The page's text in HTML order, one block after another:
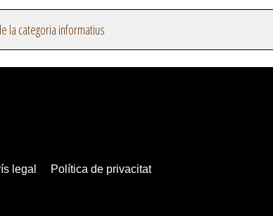
la categoria informatius
legal Política de privacitat